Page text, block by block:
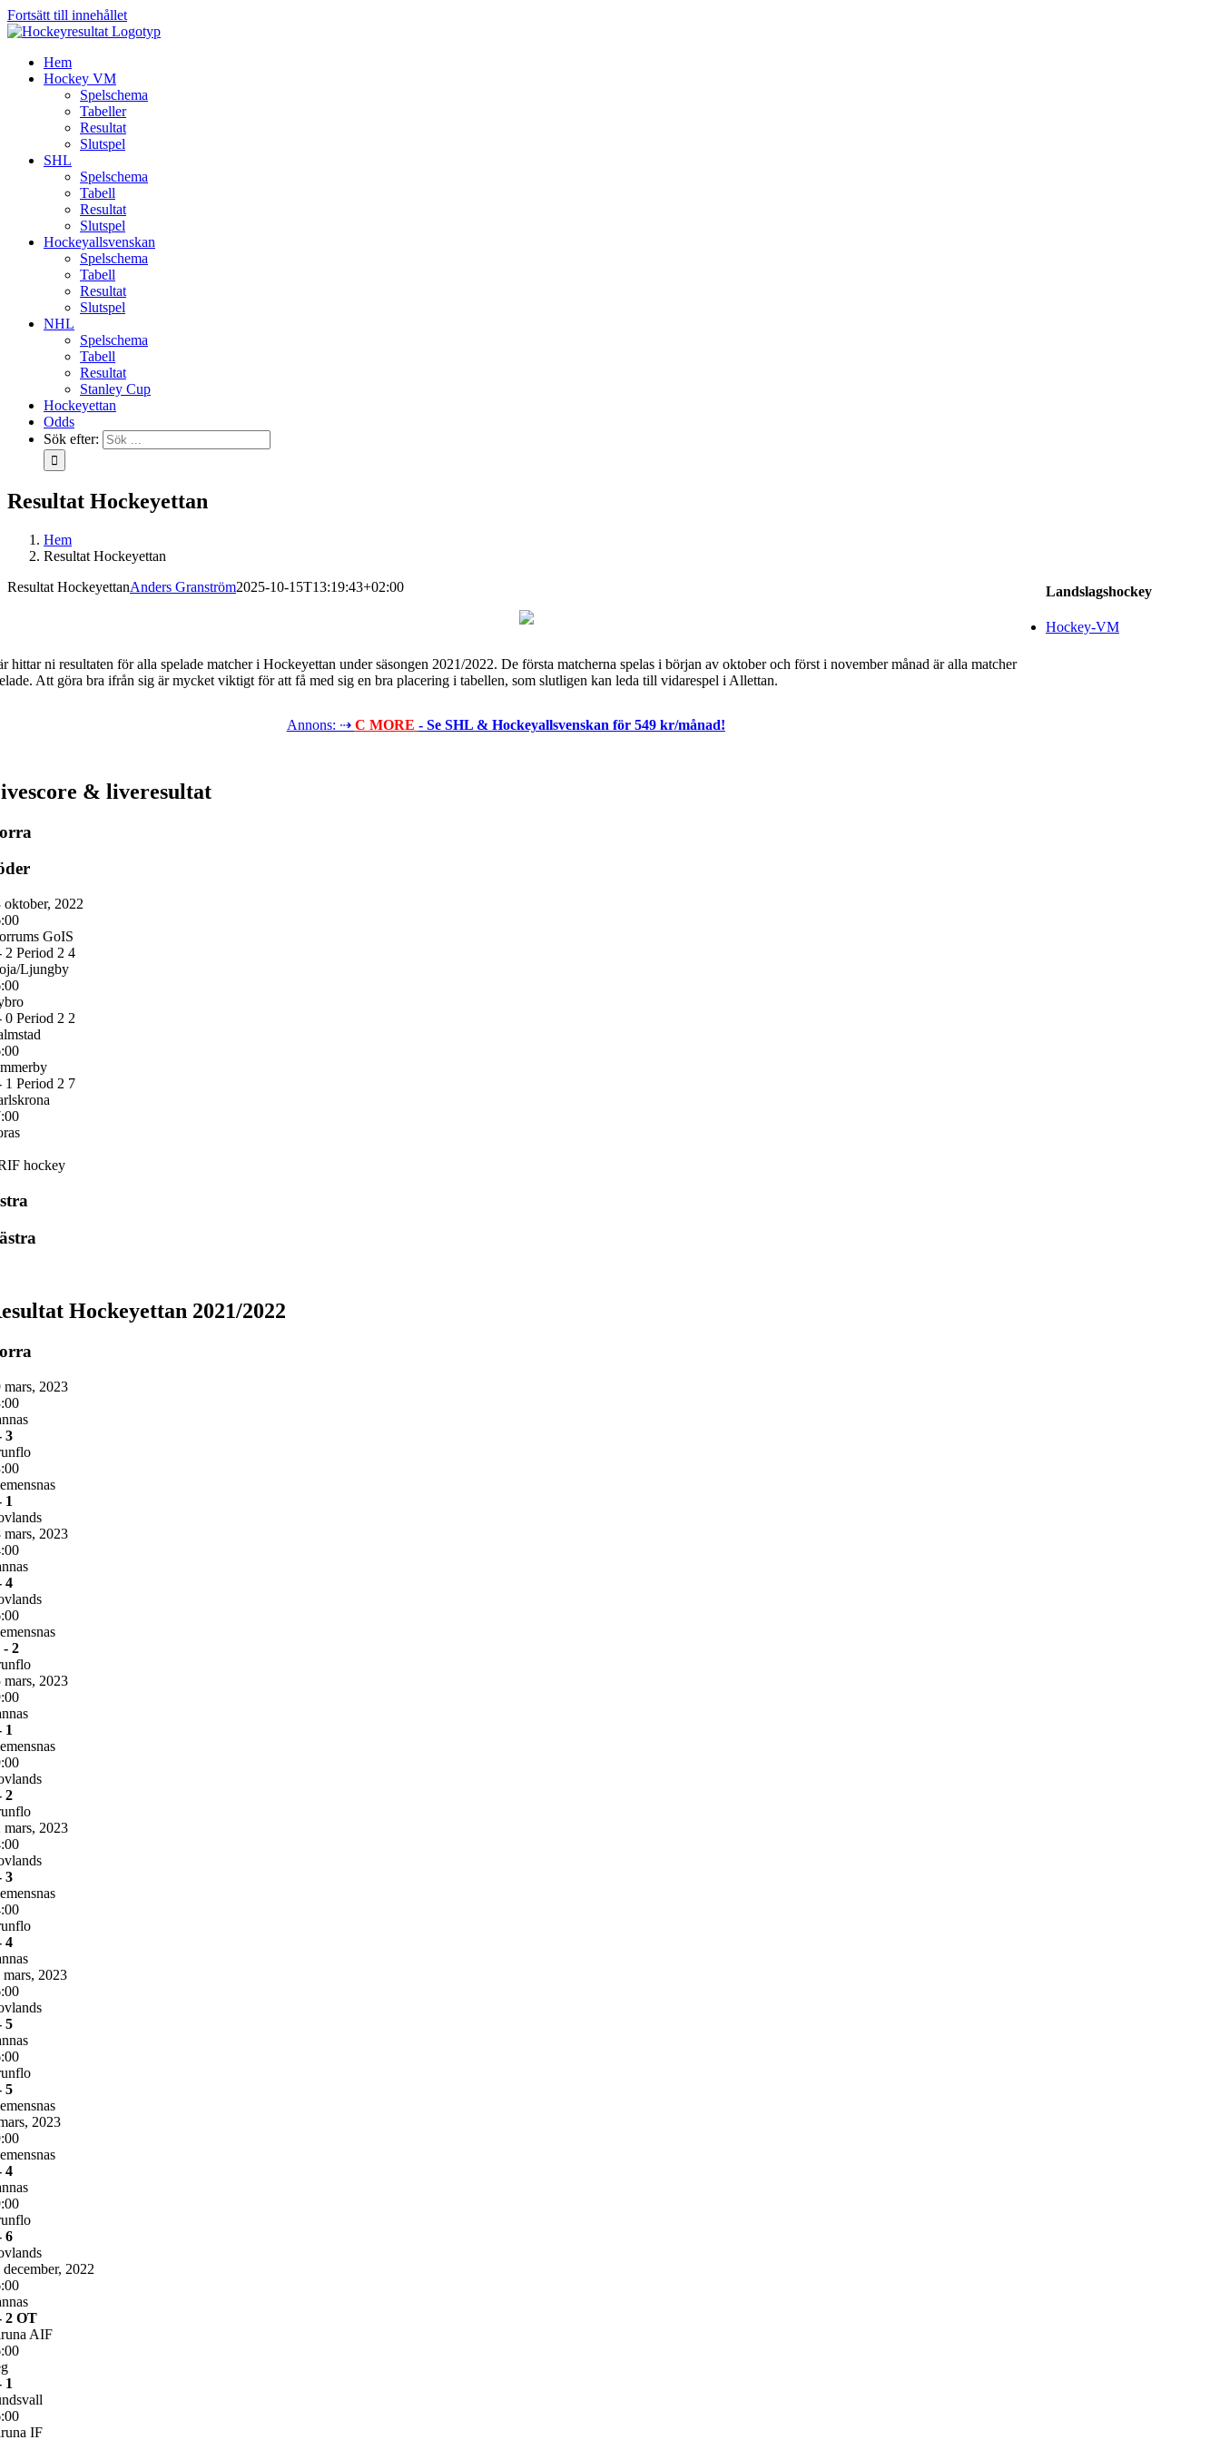
Fortsätt till innehållet
Hem
Hockey VM
Spelschema
Tabeller
Resultat
Slutspel
SHL
Spelschema
Tabell
Resultat
Slutspel
Hockeyallsvenskan
Spelschema
Tabell
Resultat
Slutspel
NHL
Spelschema
Tabell
Resultat
Stanley Cup
Hockeyettan
Odds
Sök efter:
Resultat Hockeyettan
Hem
Resultat Hockeyettan
Resultat HockeyettanAnders Granström2025-10-15T13:19:43+02:00
hittar ni resultaten för alla spelade matcher i Hockeyettan under säsongen 2021/2022. De första matcherna spelas i början av oktober och först i november månad är alla matcher
Att göra bra ifrån sig är mycket viktigt för att få med sig en bra placering i tabellen, som slutligen kan leda till vidarespel i Allettan.
Annons: ⇢ C MORE - Se SHL & Hockeyallsvenskan för 549 kr/månad!
& liveresultat
oktober, 2022
GoIS
2 Period 2 4
Ljungby
0 Period 2 2
1 Period 2 7
hockey
Hockeyettan 2021/2022
mars, 2023
3
1
mars, 2023
4
- 2
mars, 2023
1
2
mars, 2023
3
4
mars, 2023
5
5
2023
4
6
december, 2022
2 OT
AIF
1
IF
Landslagshockey
Hockey-VM